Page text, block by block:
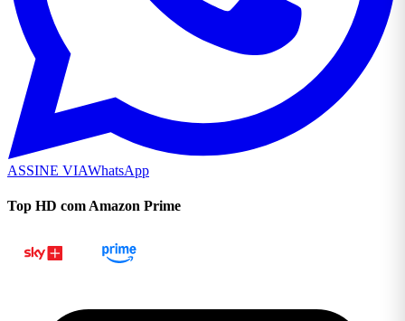
ASSINE VIAWhatsApp
Top HD com Amazon Prime